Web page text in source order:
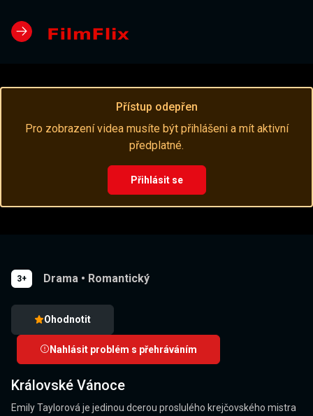
Přístup odepřen
Pro zobrazení videa musíte být přihlášeni a mít aktivní
předplatné.
Přihlásit se
3+ Drama • Romantický
Ohodnotit
Nahlásit problém s přehráváním
Královské Vánoce
Emily Taylorová je jedinou dcerou proslulého krejčovského mistra